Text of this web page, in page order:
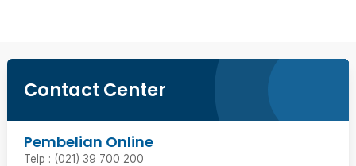
Contact Center
Pembelian Online
Telp : (021) 39 700 200